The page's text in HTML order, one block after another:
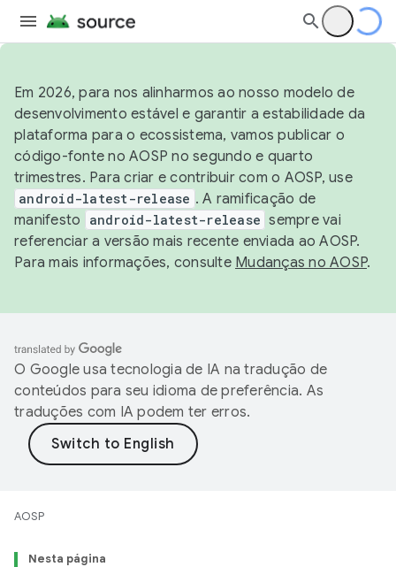
Em 2026, para nos alinharmos ao nosso modelo de
desenvolvimento estável e garantir a estabilidade da
plataforma para o ecossistema, vamos publicar o
código-fonte no AOSP no segundo e quarto
trimestres. Para criar e contribuir com o AOSP, use
android-latest-release . A ramificação de
manifesto
android-latest-release sempre vai
referenciar a versão mais recente enviada ao AOSP.
Para mais informações, consulte Mudanças no AOSP.
O Google usa tecnologia de IA na tradução de
conteúdos para seu idioma de preferência. As
traduções com IA podem ter erros.
AOSP
Nesta página